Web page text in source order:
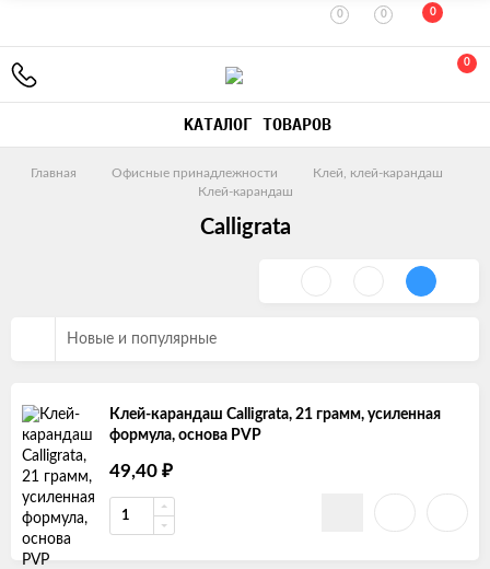
0 0 0
0
КАТАЛОГ ТОВАРОВ
Главная Офисные принадлежности
Клей, клей-карандаш
Клей-карандаш
Calligrata
Новые и популярные
Клей-карандаш Calligrata, 21 грамм, усиленная
формула, основа PVP
49,40 ₽